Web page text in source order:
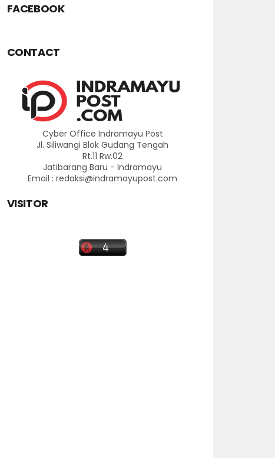
FACEBOOK
CONTACT
Cyber Office Indramayu Post
Jl. Siliwangi Blok Gudang Tengah
Rt.11 Rw.02
Jatibarang Baru - Indramayu
Email : redaksi@indramayupost.com
VISITOR